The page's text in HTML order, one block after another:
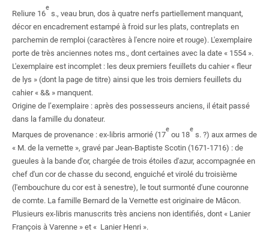
Reliure 16
e
s., veau brun, dos à quatre nerfs partiellement manquant,
décor en encadrement estampé à froid sur les plats, contreplats en
parchemin de remploi (caractères à l'encre noire et rouge). L'exemplaire
porte de très anciennes notes ms., dont certaines avec la date « 1554 ».
L'exemplaire est incomplet : les deux premiers feuillets du cahier « fleur
de lys » (dont la page de titre) ainsi que les trois derniers feuillets du
cahier « && » manquent.
Origine de l’exemplaire : après des possesseurs anciens, il était passé
dans la famille du donateur.
Marques de provenance : ex-libris armorié (17
e
ou 18
e
s. ?) aux armes de
« M. de la vernette », gravé par Jean-Baptiste Scotin (1671-1716) : de
gueules à la bande d'or, chargée de trois étoiles d'azur, accompagnée en
chef d'un cor de chasse du second, enguiché et virolé du troisième
(l'embouchure du cor est à senestre), le tout surmonté d'une couronne
de comte. La famille Bernard de la Vernette est originaire de Mâcon.
Plusieurs ex-libris manuscrits très anciens non identifiés, dont « Lanier
François à Varenne » et « Lanier Henri ».